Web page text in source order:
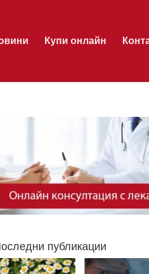
Купи онлайн
публикации